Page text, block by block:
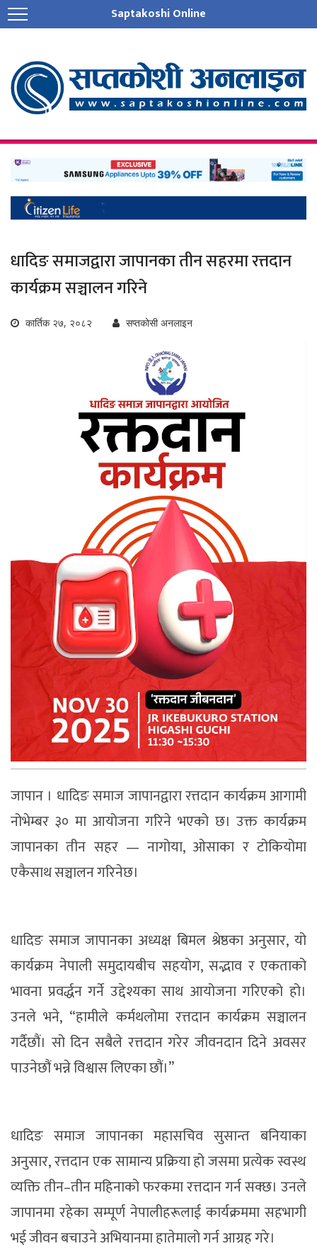
Saptakoshi Online
धादिङ समाजद्वारा जापानका तीन सहरमा रत्तदान
कार्यक्रम सञ्चालन गरिने
कार्तिक २७, २०८२ सप्तकोसी अनलाइन
जापान । धादिङ समाज जापानद्वारा रत्तदान कार्यक्रम आगामी
नोभेम्बर ३० मा आयोजना गरिने भएको छ। उक्त कार्यक्रम
जापानका तीन सहर — नागोया, ओसाका र टोकियोमा
एकैसाथ सञ्चालन गरिनेछ।
धादिङ समाज जापानका अध्यक्ष बिमल श्रेष्ठका अनुसार, यो
कार्यक्रम नेपाली समुदायबीच सहयोग, सद्भाव र एकताको
भावना प्रवर्द्धन गर्ने उद्देश्यका साथ आयोजना गरिएको हो।
उनले भने, “हामीले कर्मथलोमा रत्तदान कार्यक्रम सञ्चालन
गर्दैछौं। सो दिन सबैले रत्तदान गरेर जीवनदान दिने अवसर
पाउनेछौं भन्ने विश्वास लिएका छौं।”
धादिङ समाज जापानका महासचिव सुसान्त बनियाका
अनुसार, रत्तदान एक सामान्य प्रक्रिया हो जसमा प्रत्येक स्वस्थ
व्यक्ति तीन–तीन महिनाको फरकमा रत्तदान गर्न सक्छ। उनले
जापानमा रहेका सम्पूर्ण नेपालीहरूलाई कार्यक्रममा सहभागी
भई जीवन बचाउने अभियानमा हातेमालो गर्न आग्रह गरे।